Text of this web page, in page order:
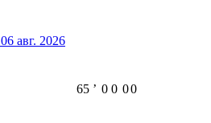
06 авг. 2026
65 ʼ 0 0 00